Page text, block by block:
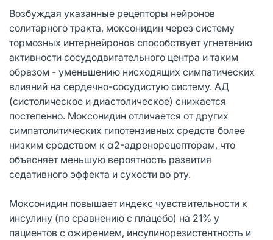
Возбуждая указанные рецепторы нейронов
солитарного тракта, моксонидин через систему
тормозных интернейронов способствует угнетению
активности сосудодвигательного центра и таким
образом - уменьшению нисходящих симпатических
влияний на сердечно-сосудистую систему. АД
(систолическое и диастолическое) снижается
постепенно. Моксонидин отличается от других
симпатолитических гипотензивных средств более
низким сродством к α2-адренорецепторам, что
объясняет меньшую вероятность развития
седативного эффекта и сухости во рту.
Моксонидин повышает индекс чувствительности к
инсулину (по сравнению с плацебо) на 21% у
пациентов с ожирением, инсулинорезистентность и